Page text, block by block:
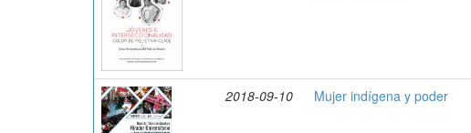
2018-09-10 Mujer indígena y poder